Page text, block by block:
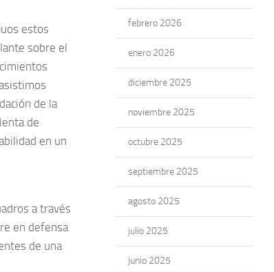
estos
sobre el
de la
de
en un
a través
en defensa
de una
febrero 2026
enero 2026
diciembre 2025
noviembre 2025
octubre 2025
septiembre 2025
agosto 2025
julio 2025
junio 2025